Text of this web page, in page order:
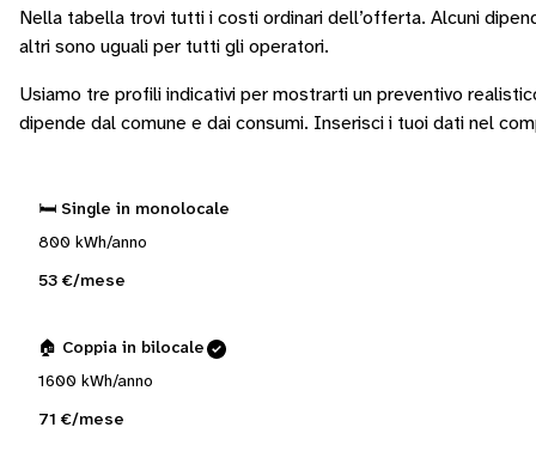
Nella tabella trovi tutti i costi ordinari dell’offerta. Alcuni
altri sono uguali per tutti gli operatori.
Usiamo tre profili indicativi per mostrarti un preventivo
dipende dal comune e dai consumi. Inserisci i tuoi dati nel
🛏️ Single in monolocale
800 kWh/anno
53 €/mese
🏠 Coppia in bilocale
1600 kWh/anno
71 €/mese